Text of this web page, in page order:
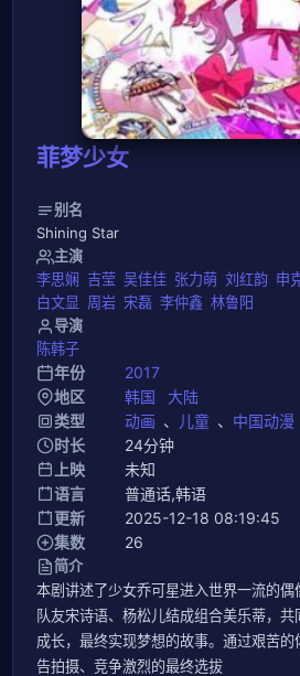
菲梦少女
别名
Shining Star
主演
李思娴 吉莹 吴佳佳 张力萌 刘红韵 申
白文显 周岩 宋磊 李仲鑫 林鲁阳
导演
陈韩子
年份
2017
地区
韩国
大陆
类型
动画 、 儿童 、 中国动漫
时长
24分钟
上映
未知
语言
普通话,韩语
更新
2025-12-18 08:19:45
集数
26
简介
本剧讲述了少女乔可星进入世界一流的
队友宋诗语、杨松儿结成组合美乐蒂，
成长，最终实现梦想的故事。通过艰苦
告拍摄、竞争激烈的最终选拔